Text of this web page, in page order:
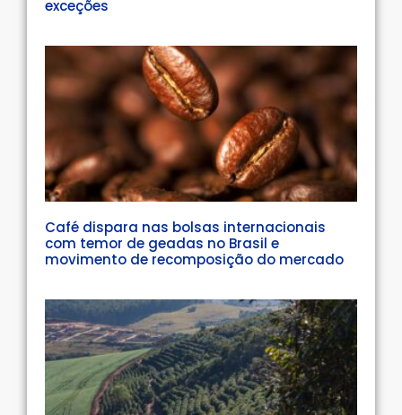
exceções
Café dispara nas bolsas internacionais
com temor de geadas no Brasil e
movimento de recomposição do mercado